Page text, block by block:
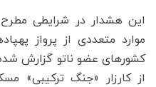
این هشدار در شرایطی
موارد متعددی از پرواز
کشورهای عضو ناتو گزارش
از کارزار «جنگ ترکیبی»